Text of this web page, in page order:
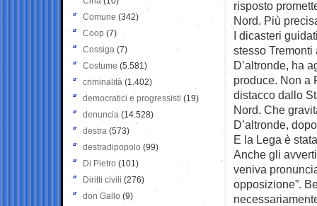
risposto
Nord. Più
I dicasteri
stesso Tremonti
D’altronde, ha
produce. Non a
distacco dallo
Nord. Che
D’altronde,
E la Lega è
Anche gli
veniva
opposizione”.
Comune (342)
Coop (7)
Cossiga (7)
Costume (5.581)
criminalità (1.402)
democratici e progressisti (19)
denuncia (14.528)
destra (573)
destradipopolo (99)
Di Pietro (101)
Diritti civili (276)
don Gallo (9)